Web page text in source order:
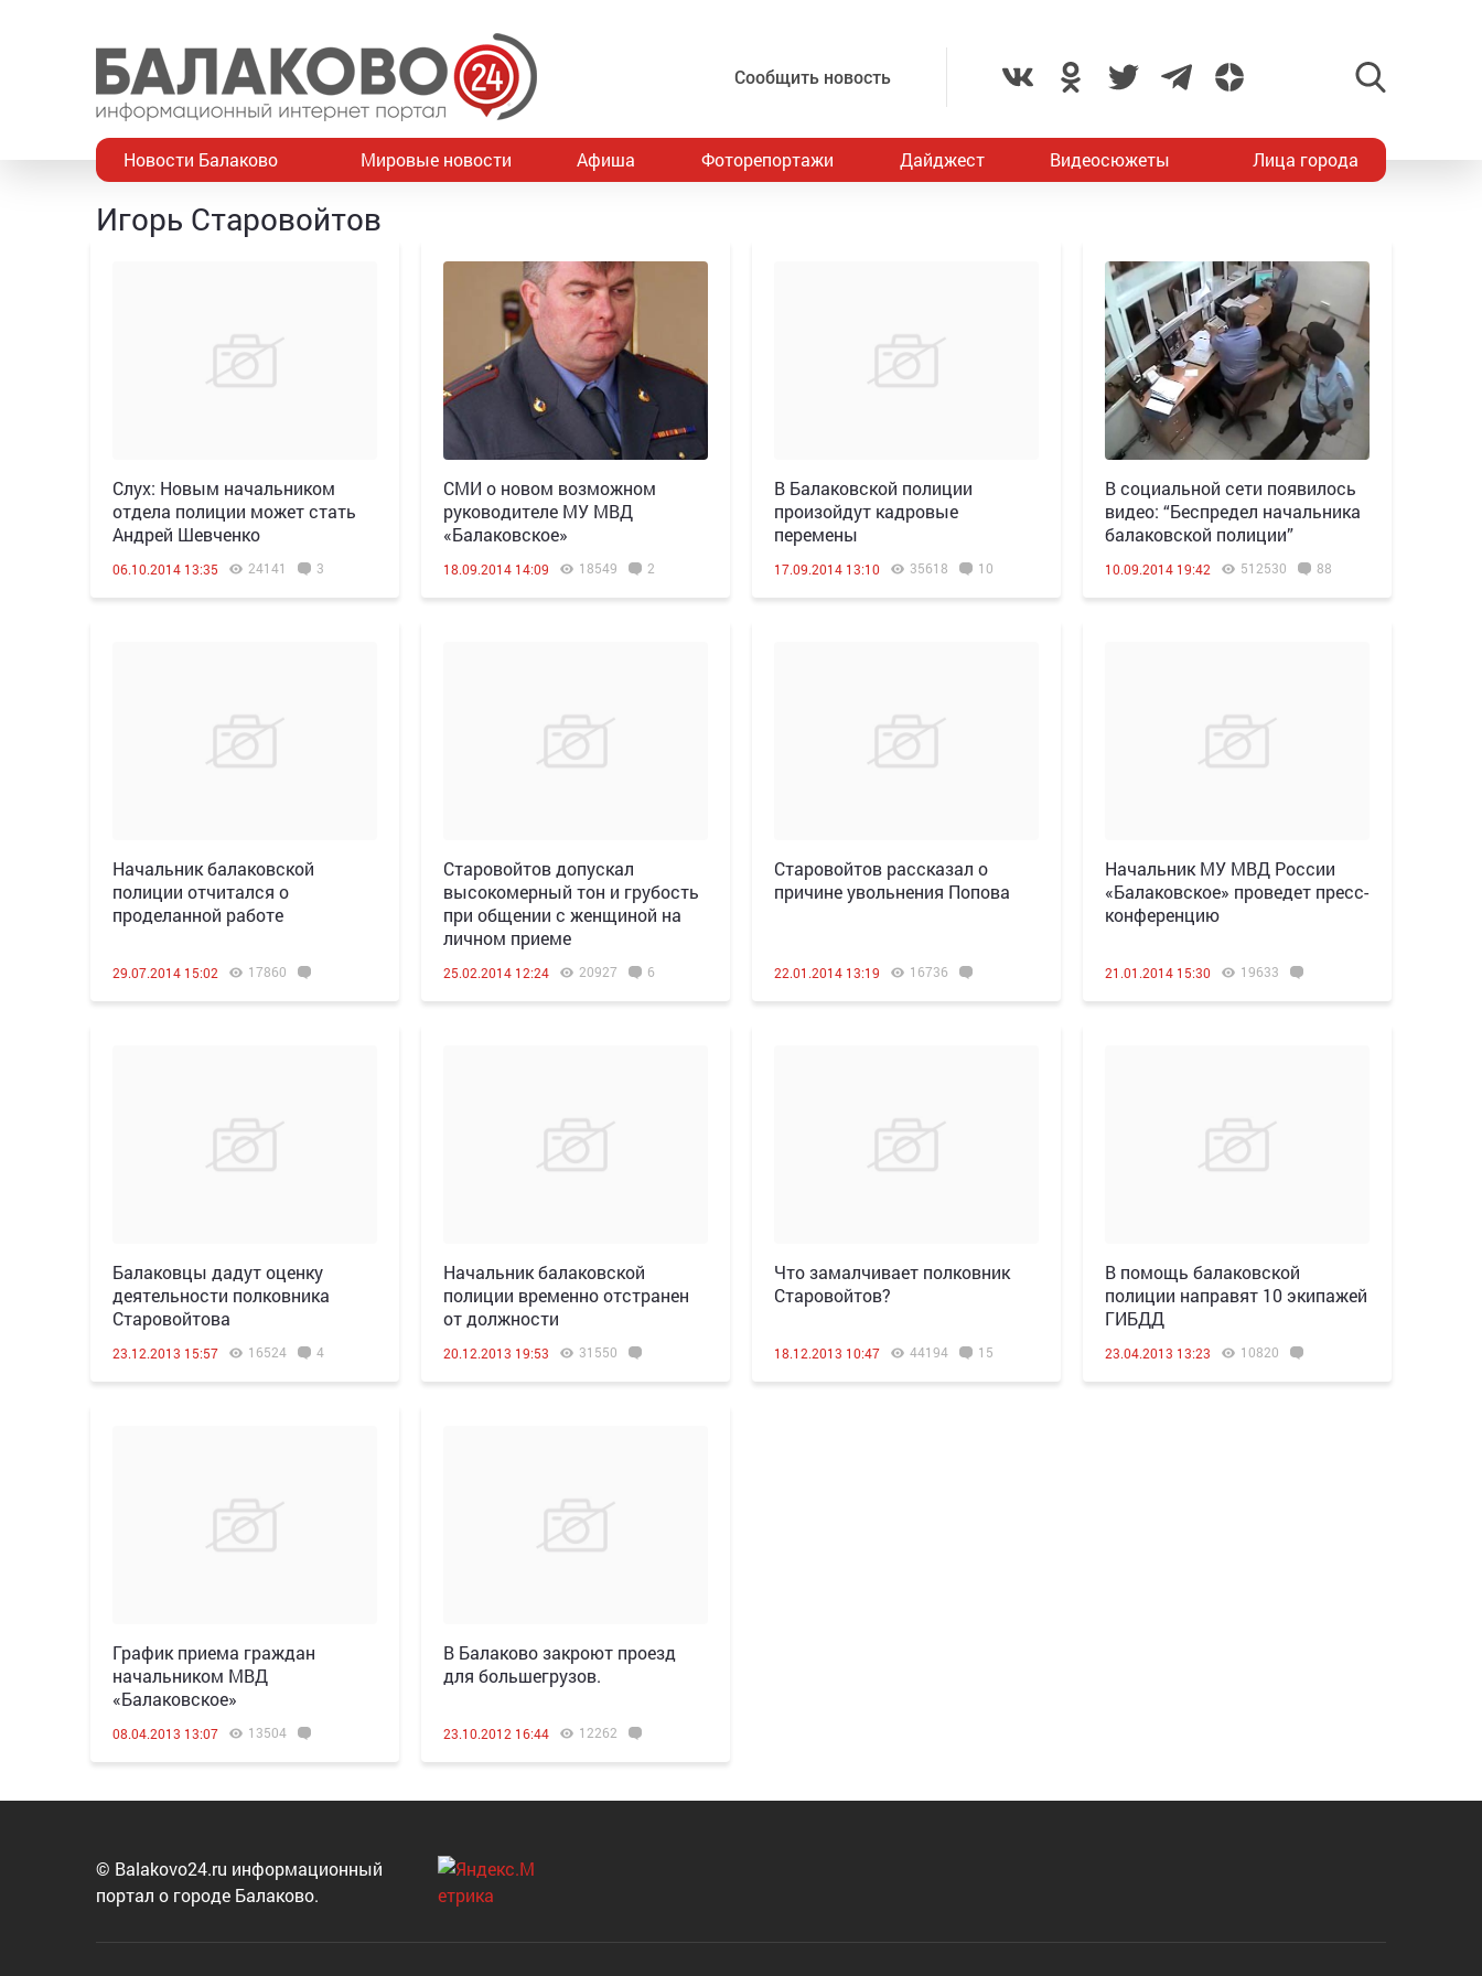
Сообщить новость
Новости Балаково Мировые новости Афиша Фоторепортажи Дайджест Видеосюжеты Лица города
Игорь Старовойтов
Слух: Новым начальником
отдела полиции может стать
Андрей Шевченко
06.10.2014 13:35 24141 3
СМИ о новом возможном
руководителе МУ МВД
«Балаковское»
18.09.2014 14:09 18549 2
В Балаковской полиции
произойдут кадровые
перемены
17.09.2014 13:10 35618 10
В социальной сети появилось
видео: “Беспредел начальника
балаковской полиции”
10.09.2014 19:42 512530 88
Начальник балаковской
полиции отчитался о
проделанной работе
29.07.2014 15:02 17860
Старовойтов допускал
высокомерный тон и грубость
при общении с женщиной на
личном приеме
25.02.2014 12:24 20927 6
Старовойтов рассказал о
причине увольнения Попова
22.01.2014 13:19 16736
Начальник МУ МВД России
«Балаковское» проведет пресс-
конференцию
21.01.2014 15:30 19633
Балаковцы дадут оценку
деятельности полковника
Старовойтова
23.12.2013 15:57 16524 4
Начальник балаковской
полиции временно отстранен
от должности
20.12.2013 19:53 31550
Что замалчивает полковник
Старовойтов?
18.12.2013 10:47 44194 15
В помощь балаковской
полиции направят 10 экипажей
ГИБДД
23.04.2013 13:23 10820
График приема граждан
начальником МВД
«Балаковское»
08.04.2013 13:07 13504
В Балаково закроют проезд
для большегрузов.
23.10.2012 16:44 12262
© Balakovo24.ru информационный
портал о городе Балаково.